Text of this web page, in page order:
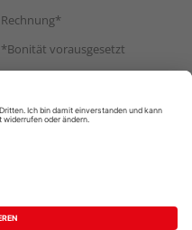
Rechnung*
*Bonität vorausgesetzt
Versand
Widerruf
Datenschutz